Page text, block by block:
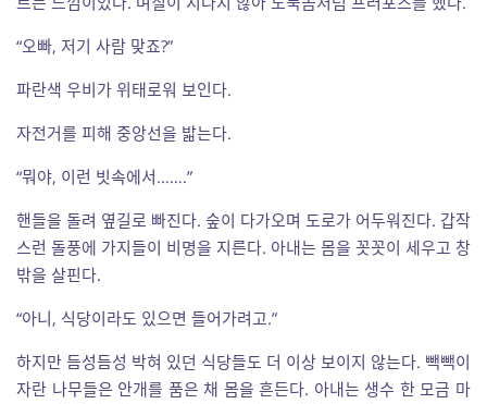
“오빠, 저기 사람 맞죠?”
파란색 우비가 위태로워 보인다.
자전거를 피해 중앙선을 밟는다.
“뭐야, 이런 빗속에서…….”
핸들을 돌려 옆길로 빠진다. 숲이 다가오며 도로가 어두워진다. 갑작
스런 돌풍에 가지들이 비명을 지른다. 아내는 몸을 꼿꼿이 세우고 창
밖을 살핀다.
“아니, 식당이라도 있으면 들어가려고.”
하지만 듬성듬성 박혀 있던 식당들도 더 이상 보이지 않는다. 빽빽이
자란 나무들은 안개를 품은 채 몸을 흔든다. 아내는 생수 한 모금 마